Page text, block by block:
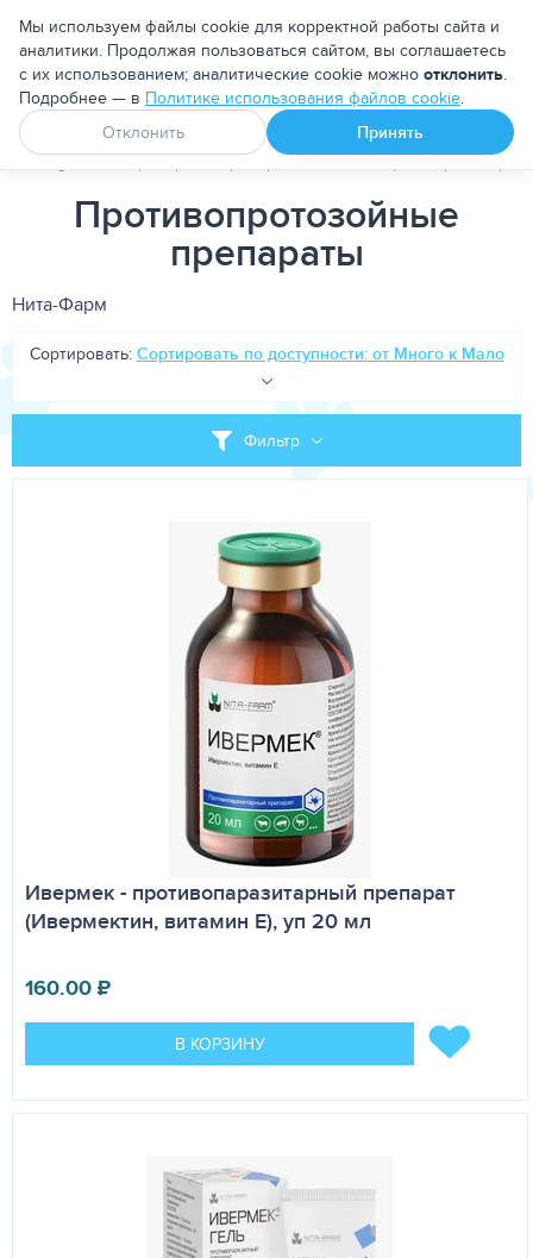
Москва
Апоквел Ветмедин От блох и клещей
PetDog Ветеринарные препараты Антипаразитарные
Противопротозойные
препараты
Нита-Фарм
Фильтр
Сортировать: Сортировать по доступности: от Много к Мало
Ивермек - противопаразитарный препарат
(Ивермектин, витамин Е), уп 20 мл
160.00₽
В КОРЗИНУ
Мы используем файлы cookie для корректной работы сайта и
аналитики. Продолжая пользоваться сайтом, вы соглашаетесь
с их использованием; аналитические cookie можно отклонить.
Подробнее — в Политике использования файлов cookie.
Отклонить
Принять